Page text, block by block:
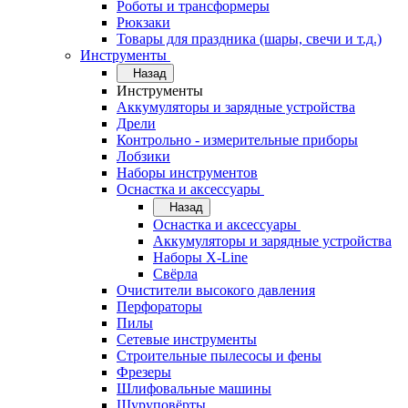
Роботы и трансформеры
Рюкзаки
Товары для праздника (шары, свечи и т.д.)
Инструменты
Назад
Инструменты
Аккумуляторы и зарядные устройства
Дрели
Контрольно - измерительные приборы
Лобзики
Наборы инструментов
Оснастка и аксессуары
Назад
Оснастка и аксессуары
Аккумуляторы и зарядные устройства
Наборы X-Line
Свёрла
Очистители высокого давления
Перфораторы
Пилы
Сетевые инструменты
Строительные пылесосы и фены
Фрезеры
Шлифовальные машины
Шуруповёрты